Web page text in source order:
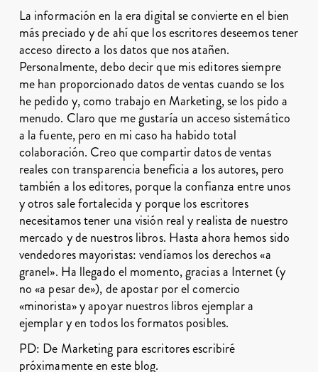
La información en la era digital se convierte en el bien
más preciado y de ahí que los escritores deseemos tener
acceso directo a los datos que nos atañen.
Personalmente, debo decir que mis editores siempre
me han proporcionado datos de ventas cuando se los
he pedido y, como trabajo en Marketing, se los pido a
menudo. Claro que me gustaría un acceso sistemático
a la fuente, pero en mi caso ha habido total
colaboración. Creo que compartir datos de ventas
reales con transparencia beneficia a los autores, pero
también a los editores, porque la confianza entre unos
y otros sale fortalecida y porque los escritores
necesitamos tener una visión real y realista de nuestro
mercado y de nuestros libros. Hasta ahora hemos sido
vendedores mayoristas: vendíamos los derechos «a
granel». Ha llegado el momento, gracias a Internet (y
no «a pesar de»), de apostar por el comercio
«minorista» y apoyar nuestros libros ejemplar a
ejemplar y en todos los formatos posibles.
PD: De Marketing para escritores escribiré
próximamente en este blog.